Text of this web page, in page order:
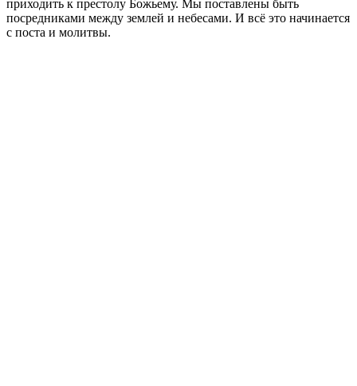
приходить к престолу Божьему. Мы поставлены быть
посредниками между землей и небесами. И всё это начинается
с поста и молитвы.